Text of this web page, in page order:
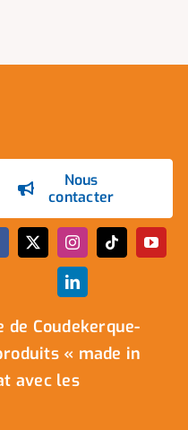
Nous
contacter
Coudekerque-
« made in
avec les